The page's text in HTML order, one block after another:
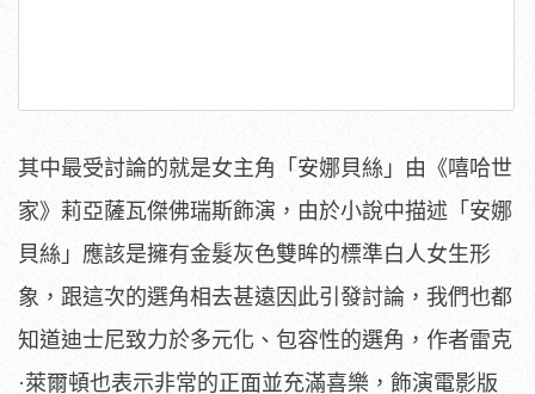
其中最受討論的就是女主角「安娜貝絲」由《嘻哈世
家》莉亞薩瓦傑佛瑞斯飾演，由於小說中描述「安娜
貝絲」應該是擁有金髮灰色雙眸的標準白人女生形
象，跟這次的選角相去甚遠因此引發討論，我們也都
知道迪士尼致力於多元化、包容性的選角，作者雷克
·萊爾頓也表示非常的正面並充滿喜樂，飾演電影版